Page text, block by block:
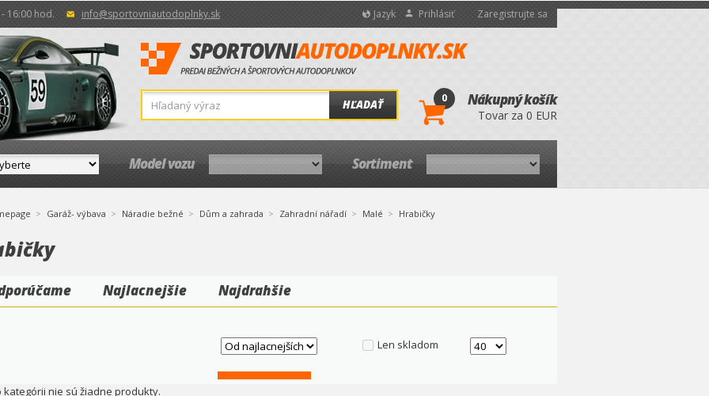
16:00 hod. info@sportovniautodoplnky.sk Jazyk Prihlásiť Zaregistrujte sa
HĽADAŤ 0 Nákupný košík
Tovar za 0 EUR
Model vozu Sortiment
Garáž- výbava Náradie bežné Dům a zahrada Zahradní nářadí Malé Hrabičky
Najlacnejšie Najdrahšie
Len skladom
kategórii nie sú žiadne produkty.